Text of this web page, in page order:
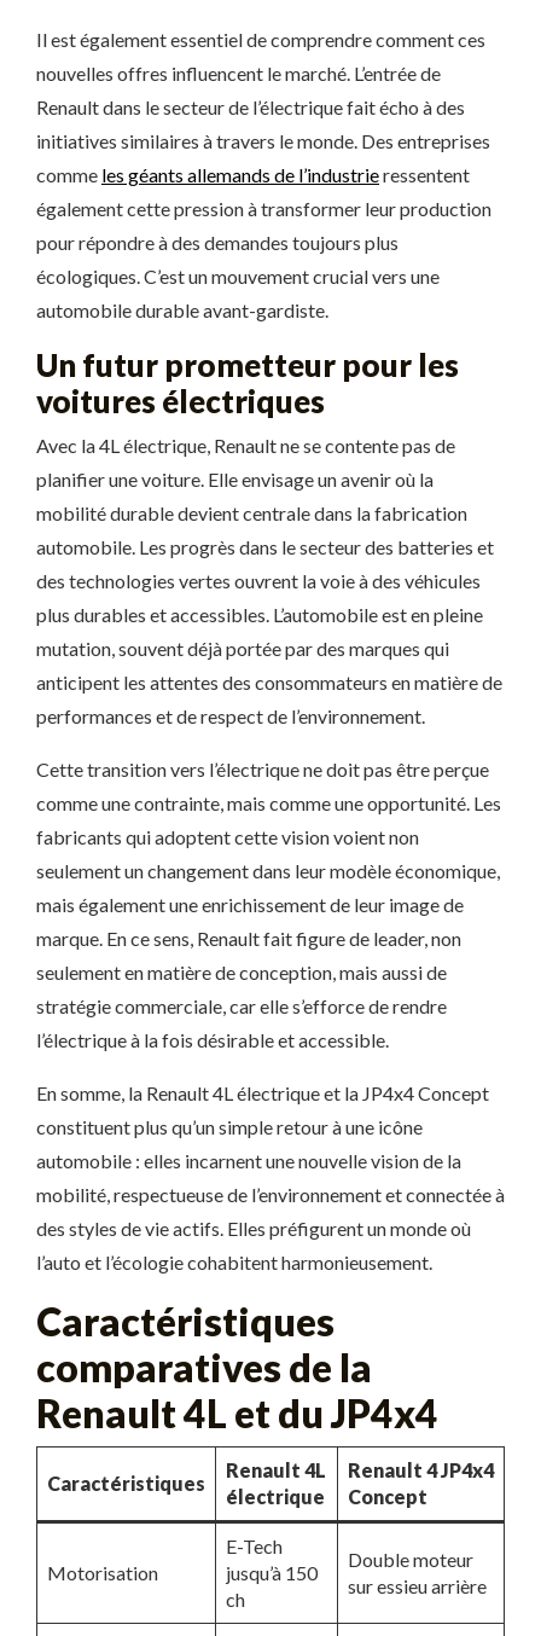
Il est également essentiel de comprendre comment ces
nouvelles offres influencent le marché. L’entrée de
Renault dans le secteur de l’électrique fait écho à des
initiatives similaires à travers le monde. Des entreprises
comme les géants allemands de l’industrieressentent
également cette pression à transformer leur production
pour répondre à des demandes toujours plus
écologiques. C’est un mouvement crucial vers une
automobile durable avant-gardiste.
Un futur prometteur pour les
voitures électriques
Avec la 4L électrique, Renault ne se contente pas de
planifier une voiture. Elle envisage un avenir où la
mobilité durable devient centrale dans la fabrication
automobile. Les progrès dans le secteur des batteries et
des technologies vertes ouvrent la voie à des véhicules
plus durables et accessibles. L’automobile est en pleine
mutation, souvent déjà portée par des marques qui
anticipent les attentes des consommateurs en matière de
performances et de respect de l’environnement.
Cette transition vers l’électrique ne doit pas être perçue
comme une contrainte, mais comme une opportunité. Les
fabricants qui adoptent cette vision voient non
seulement un changement dans leur modèle économique,
mais également une enrichissement de leur image de
marque. En ce sens, Renault fait figure de leader, non
seulement en matière de conception, mais aussi de
stratégie commerciale, car elle s’efforce de rendre
l’électrique à la fois désirable et accessible.
En somme, la Renault 4L électrique et la JP4x4 Concept
constituent plus qu’un simple retour à une icône
automobile : elles incarnent une nouvelle vision de la
mobilité, respectueuse de l’environnement et connectée à
des styles de vie actifs. Elles préfigurent un monde où
l’auto et l’écologie cohabitent harmonieusement.
Caractéristiques
comparatives de la
Renault 4L et du JP4x4
Caractéristiques
Renault 4L
électrique
Renault 4 JP4x4
Concept
Motorisation
E-Tech
jusqu’à 150
ch
Double moteur
sur essieu arrière